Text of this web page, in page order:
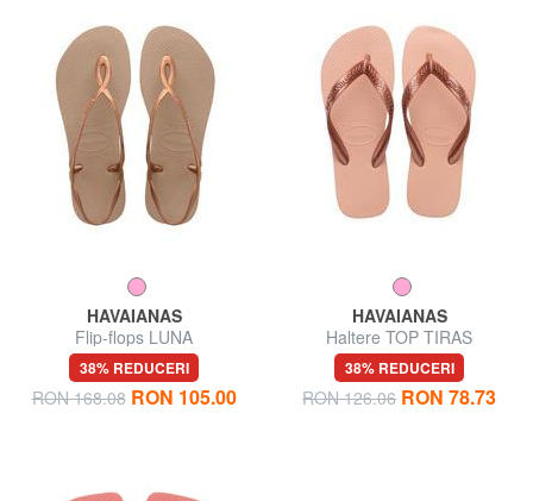
HAVAIANAS
Flip-flops LUNA
38% REDUCERI
RON 168.08 RON 105.00
HAVAIANAS
Haltere TOP TIRAS
38% REDUCERI
RON 126.06 RON 78.73